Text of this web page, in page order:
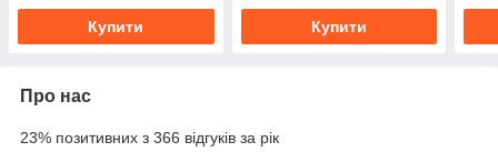
Купити Купити
Про нас
23% позитивних з 366 відгуків за рік